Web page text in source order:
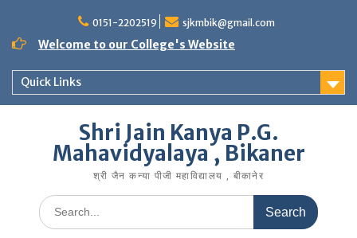
content
0151-2202519 sjkmbik@gmail.com
Welcome to our College's Website
Quick Links
Shri Jain Kanya P.G.
Mahavidyalaya , Bikaner
श्री जैन कन्या पीजी महाविद्यालय , बीकानेर
Search
for: